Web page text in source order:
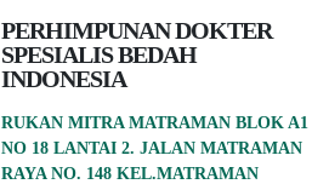
PERHIMPUNAN DOKTER
SPESIALIS BEDAH
INDONESIA
RUKAN MITRA MATRAMAN BLOK A1
NO 18 LANTAI 2. JALAN MATRAMAN
RAYA NO. 148 KEL.MATRAMAN